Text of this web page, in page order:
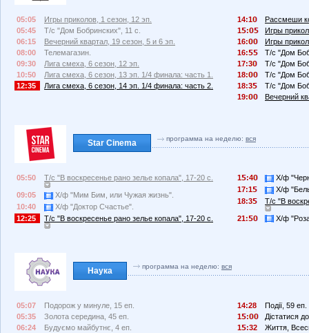
05:05
Игры приколов, 1 сезон, 12 эп.
05:45
Т/с "Дом Бобринских", 11 с.
06:15
Вечерний квартал, 19 сезон, 5 и 6 эп.
08:00
Телемагазин.
09:30
Лига смеха, 6 сезон, 12 эп.
10:50
Лига смеха, 6 сезон, 13 эп. 1/4 финала: часть 1.
12:35
Лига смеха, 6 сезон, 14 эп. 1/4 финала: часть 2.
14:1
Рассмеши
1
:
Игры
16:
Игры
16:
Т/с "Дом
17:3
Т/с "Дом
18:
Т/с "Дом
18:3
Т/с "Дом
19:
Вечерний
Star Cinema программа на неделю: вся
05:50 Т/с "В воскресенье рано зелье копала", 17-20 с.
09:05
Х/ф "Мим Бим, или Чужая жизнь".
10:40
Х/ф "Доктор Счастье".
12:25
Т/с "В воскресенье рано зелье копала", 17-20 с.
1 :4
Х/ф
17:1
Х/ф
18:3
Т/с "В
21: Х/ф
Наука программа на неделю: вся
05:07
Подорож у минуле, 15 еп.
05:35
Золота середина, 45 еп.
06:24
Будуємо майбутнє, 4 еп.
14:28
Події, 59 еп.
1
:
Дістатися
1
:32
Життя,